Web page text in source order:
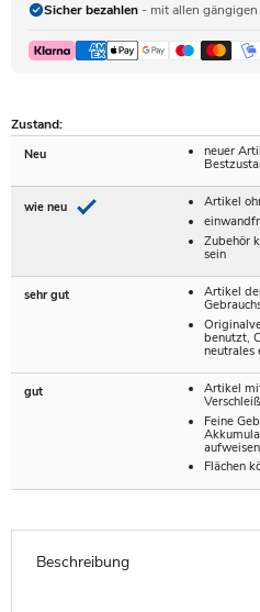
Sicher bezahlen - mit allen
Zustand:
Neu
neuer
wie neu
Artikel
Zubehör
sein
sehr gut
Artikel
benutzt,
neutrales
gut
Artikel
Feine
aufweisen
Flächen
Beschreibung